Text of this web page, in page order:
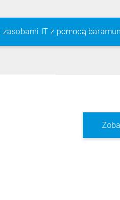
IT z pomocą